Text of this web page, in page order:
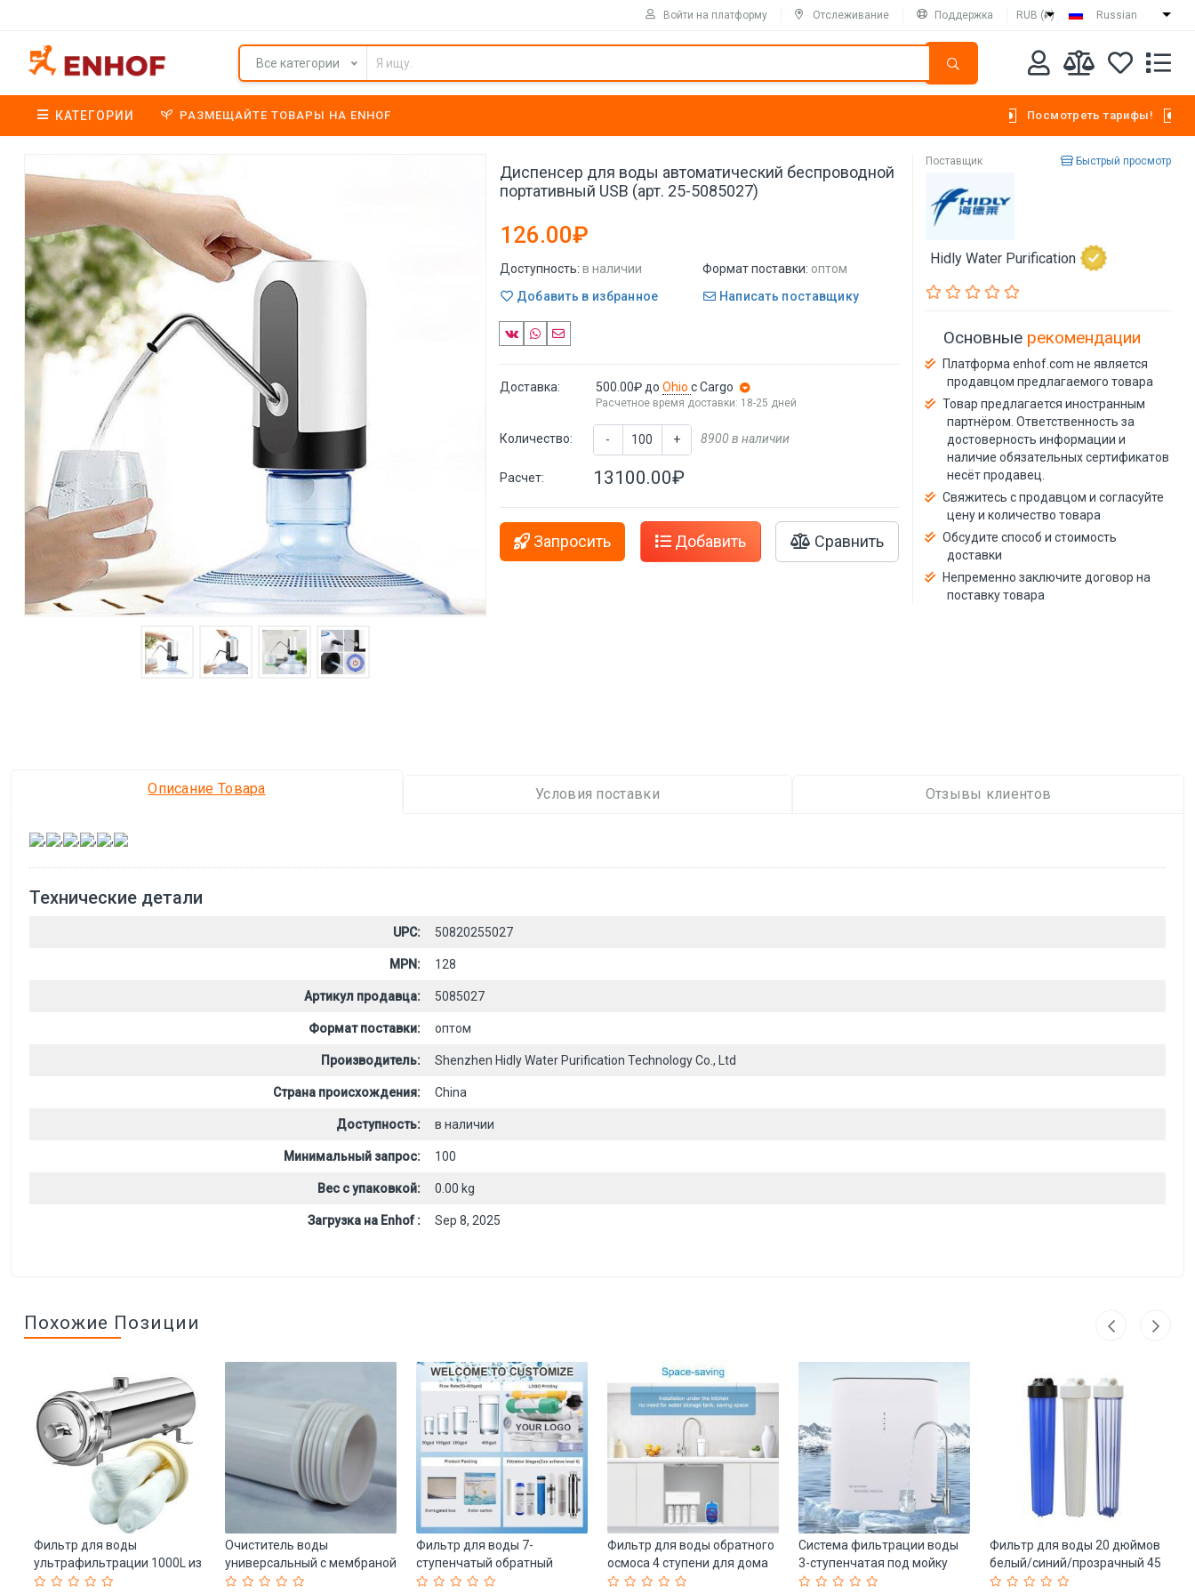
Войти на платформу Отслеживание Поддержка RUB (₽) Russian
Все категории
КАТЕГОРИИ РАЗМЕЩАЙТЕ ТОВАРЫ НА ENHOF Посмотреть тарифы!
Диспенсер для воды автоматический беспроводной
портативный USB (арт. 25-5085027)
126.00₽
Доступность: в наличии Формат поставки: оптом
Добавить в избранное
Написать поставщику
Доставка: 500.00₽ доOhioс Cargo
Расчетное время доставки: 18-25 дней
Количество: - + 8900 в наличии
Расчет: 13100.00₽
Запросить Добавить Сравнить
Поставщик Быстрый просмотр
Hidly Water Purification
Основные рекомендации
Платформа enhof.com не является
продавцом предлагаемого товара
Товар предлагается иностранным
партнёром. Ответственность за
достоверность информации и
наличие обязательных сертификатов
несёт продавец.
Свяжитесь с продавцом и согласуйте
цену и количество товара
Обсудите способ и стоимость
доставки
Непременно заключите договор на
поставку товара
Описание Товара Условия поставки Отзывы клиентов
, , , , ,
Технические детали
UPC: 50820255027
MPN: 128
Артикул продавца: 5085027
Формат поставки: оптом
Производитель: Shenzhen Hidly Water Purification Technology Co., Ltd
Страна происхождения: China
Доступность: в наличии
Минимальный запрос: 100
Вес с упаковкой: 0.00 kg
Загрузка на Enhof : Sep 8, 2025
Похожие Позиции
Фильтр для воды
ультрафильтрации 1000L из
нержавеющей стали (арт.
Очиститель воды
универсальный с мембраной
RO (арт. 25-5084976)
Фильтр для воды 7-
ступенчатый обратный
осмос 75Gpd (арт. 25-
Фильтр для воды обратного
осмоса 4 ступени для дома
(арт. 25-5084902)
Система фильтрации воды
3-ступенчатая под мойку
для дома (арт. 25-5084909)
Фильтр для воды 20 дюймов
белый/синий/прозрачный 45
кг (арт. 25-5085144)